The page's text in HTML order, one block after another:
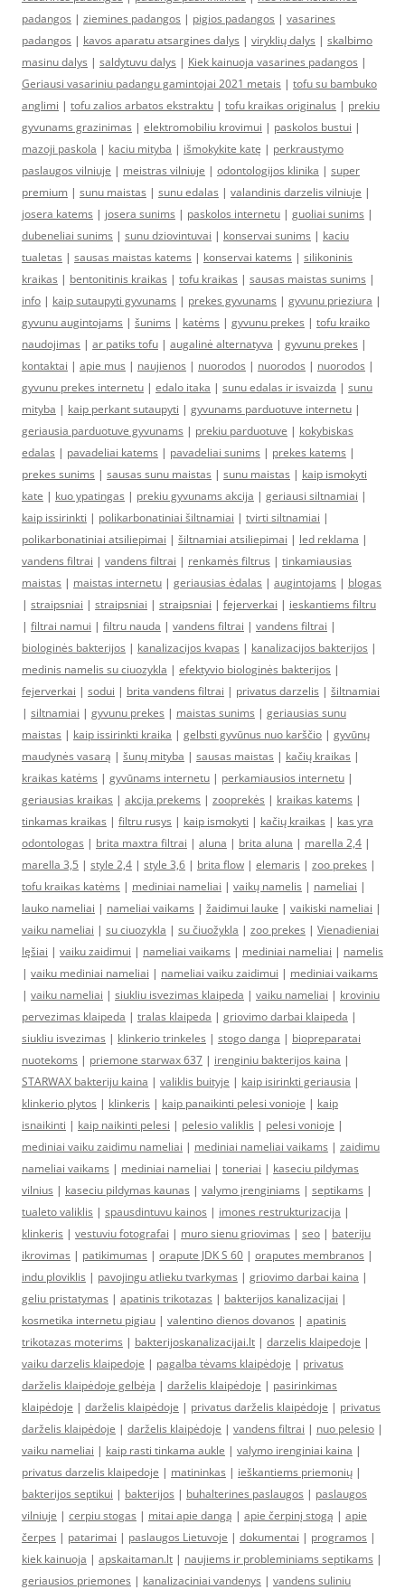
padangos | ziemines padangos | pigios padangos | vasarines
padangos | kavos aparatu atsargines dalys | viryklių dalys | skalbimo
masinu dalys | saldytuvu dalys | Kiek kainuoja vasarines padangos |
Geriausi vasariniu padangu gamintojai 2021 metais | tofu su bambuko
anglimi | tofu zalios arbatos ekstraktu | tofu kraikas originalus | prekiu
gyvunams grazinimas | elektromobiliu krovimui | paskolos bustui |
mazoji paskola | kaciu mityba | išmokykite katę | perkraustymo
paslaugos vilniuje | meistras vilniuje | odontologijos klinika | super
premium | sunu maistas | sunu edalas | valandinis darzelis vilniuje |
josera katems | josera sunims | paskolos internetu | guoliai sunims |
dubeneliai sunims | sunu dziovintuvai | konservai sunims | kaciu
tualetas | sausas maistas katems | konservai katems | silikoninis
kraikas | bentonitinis kraikas | tofu kraikas | sausas maistas sunims |
info | kaip sutaupyti gyvunams | prekes gyvunams | gyvunu prieziura |
gyvunu augintojams | šunims | katėms | gyvunu prekes | tofu kraiko
naudojimas | ar patiks tofu | augalinė alternatyva | gyvunu prekes |
kontaktai | apie mus | naujienos | nuorodos | nuorodos | nuorodos |
gyvunu prekes internetu | edalo itaka | sunu edalas ir isvaizda | sunu
mityba | kaip perkant sutaupyti | gyvunams parduotuve internetu |
geriausia parduotuve gyvunams | prekiu parduotuve | kokybiskas
edalas | pavadeliai katems | pavadeliai sunims | prekes katems |
prekes sunims | sausas sunu maistas | sunu maistas | kaip ismokyti
kate | kuo ypatingas | prekiu gyvunams akcija | geriausi siltnamiai |
kaip issirinkti | polikarbonatiniai šiltnamiai | tvirti siltnamiai |
polikarbonatiniai atsiliepimai | šiltnamiai atsiliepimai | led reklama |
vandens filtrai | vandens filtrai | renkamės filtrus | tinkamiausias
maistas | maistas internetu | geriausias ėdalas | augintojams | blogas
| straipsniai | straipsniai | straipsniai | fejerverkai | ieskantiems filtru
| filtrai namui | filtru nauda | vandens filtrai | vandens filtrai |
biologinės bakterijos | kanalizacijos kvapas | kanalizacijos bakterijos |
medinis namelis su ciuozykla | efektyvio biologinės bakterijos |
fejerverkai | sodui | brita vandens filtrai | privatus darzelis | šiltnamiai
| siltnamiai | gyvunu prekes | maistas sunims | geriausias sunu
maistas | kaip issirinkti kraika | gelbsti gyvūnus nuo karščio | gyvūnų
maudynės vasarą | šunų mityba | sausas maistas | kačių kraikas |
kraikas katėms | gyvūnams internetu | perkamiausios internetu |
geriausias kraikas | akcija prekems | zooprekės | kraikas katems |
tinkamas kraikas | filtru rusys | kaip ismokyti | kačių kraikas | kas yra
odontologas | brita maxtra filtrai | aluna | brita aluna | marella 2,4 |
marella 3,5 | style 2,4 | style 3,6 | brita flow | elemaris | zoo prekes |
tofu kraikas katėms | mediniai nameliai | vaikų namelis | nameliai |
lauko nameliai | nameliai vaikams | žaidimui lauke | vaikiski nameliai |
vaiku nameliai | su ciuozykla | su čiuožykla | zoo prekes | Vienadieniai
lęšiai | vaiku zaidimui | nameliai vaikams | mediniai nameliai | namelis
| vaiku mediniai nameliai | nameliai vaiku zaidimui | mediniai vaikams
| vaiku nameliai | siukliu isvezimas klaipeda | vaiku nameliai | kroviniu
pervezimas klaipeda | tralas klaipeda | griovimo darbai klaipeda |
siukliu isvezimas | klinkerio trinkeles | stogo danga | biopreparatai
nuotekoms | priemone starwax 637 | irenginiu bakterijos kaina |
STARWAX bakteriju kaina | valiklis buityje | kaip isirinkti geriausia |
klinkerio plytos | klinkeris | kaip panaikinti pelesi vonioje | kaip
isnaikinti | kaip naikinti pelesi | pelesio valiklis | pelesi vonioje |
mediniai vaiku zaidimu nameliai | mediniai nameliai vaikams | zaidimu
nameliai vaikams | mediniai nameliai | toneriai | kaseciu pildymas
vilnius | kaseciu pildymas kaunas | valymo įrenginiams | septikams |
tualeto valiklis | spausdintuvu kainos | imones restrukturizacija |
klinkeris | vestuviu fotografai | muro sienu griovimas | seo | bateriju
ikrovimas | patikimumas | orapute JDK S 60 | oraputes membranos |
indu ploviklis | pavojingu atlieku tvarkymas | griovimo darbai kaina |
geliu pristatymas | apatinis trikotazas | bakterijos kanalizacijai |
kosmetika internetu pigiau | valentino dienos dovanos | apatinis
trikotazas moterims | bakterijoskanalizacijai.lt | darzelis klaipedoje |
vaiku darzelis klaipedoje | pagalba tėvams klaipėdoje | privatus
darželis klaipėdoje gelbėja | darželis klaipėdoje | pasirinkimas
klaipėdoje | darželis klaipėdoje | privatus darželis klaipėdoje | privatus
darželis klaipėdoje | darželis klaipėdoje | vandens filtrai | nuo pelesio |
vaiku nameliai | kaip rasti tinkama aukle | valymo irenginiai kaina |
privatus darzelis klaipedoje | matininkas | ieškantiems priemonių |
bakterijos septikui | bakterijos | buhalterines paslaugos | paslaugos
vilniuje | cerpiu stogas | mitai apie dangą | apie čerpinį stogą | apie
čerpes | patarimai | paslaugos Lietuvoje | dokumentai | programos |
kiek kainuoja | apskaitaman.lt | naujiems ir probleminiams septikams |
geriausios priemones | kanalizaciniai vandenys | vandens suliniu